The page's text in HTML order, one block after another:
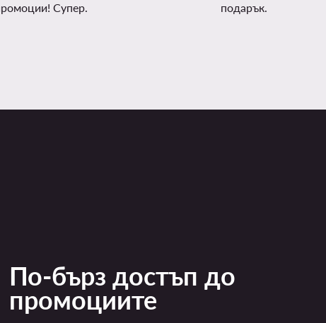
Супер.
подарък.
По-бърз достъп до
промоциите